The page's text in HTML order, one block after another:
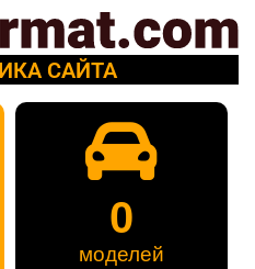
САЙТА
0
моделей